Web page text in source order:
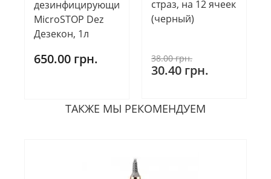
дезинфицирующий
MicroSTOP Dez
Дезекон, 1л
650.00 грн.
страз, на 12 ячеек
(черный)
38.00 грн.
30.40 грн.
ТАКЖЕ МЫ РЕКОМЕНДУЕМ